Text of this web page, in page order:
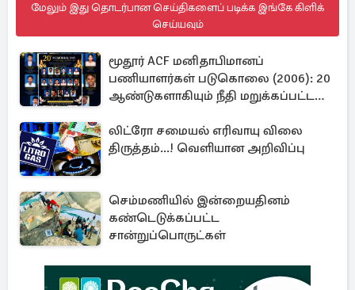
மேலும் இது தொடர்பான செய்திகளைப் படிக்க இங்கே கிளிக்
செய்யவும்
மூதூர் ACF மனிதாபிமானப்
பணியாளர்கள் படுகொலை (2006): 20
ஆண்டுகளாகியும் நீதி மறுக்கப்பட்ட
லிட்ரோ சமையல் எரிவாயு விலை
திருத்தம்...! வெளியான அறிவிப்பு
செம்மணியில் இன்றையதினம்
கண்டெடுக்கப்பட்ட
சான்றுப்பொருட்கள்